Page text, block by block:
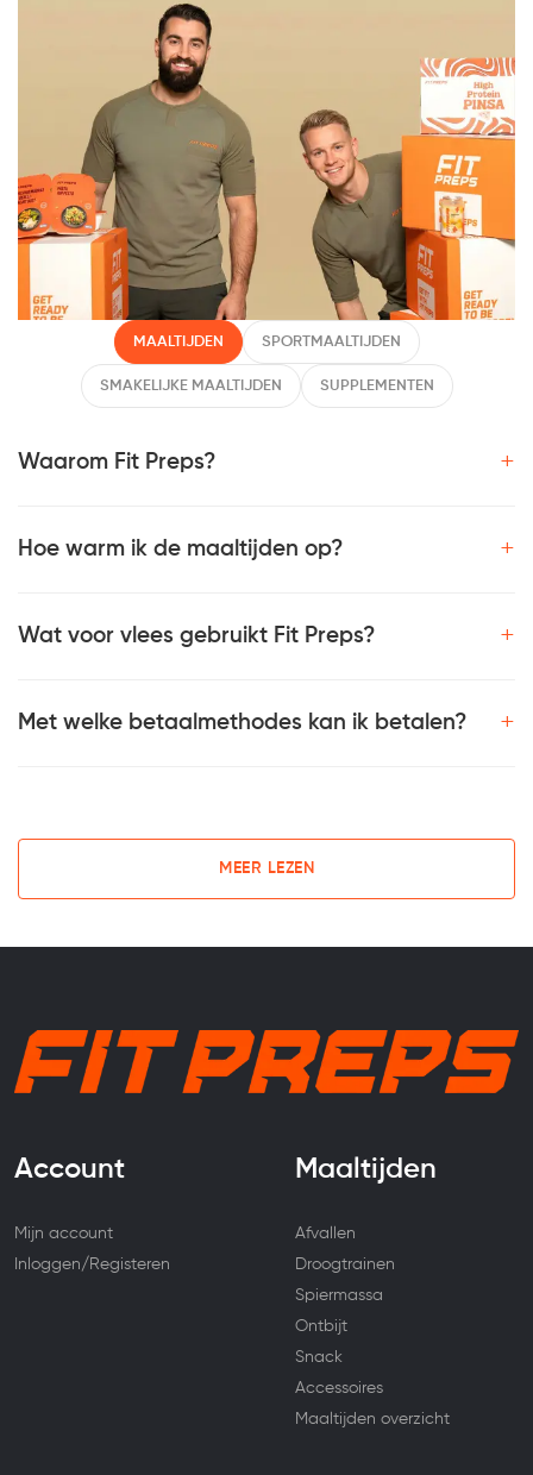
MAALTIJDEN SPORTMAALTIJDEN
SMAKELIJKE MAALTIJDEN SUPPLEMENTEN
Waarom Fit Preps? +
Hoe warm ik de maaltijden op? +
Wat voor vlees gebruikt Fit Preps? +
Met welke betaalmethodes kan ik betalen? +
MEER LEZEN
Account
Mijn account
Inloggen/Registeren
Maaltijden
Afvallen
Droogtrainen
Spiermassa
Ontbijt
Snack
Accessoires
Maaltijden overzicht